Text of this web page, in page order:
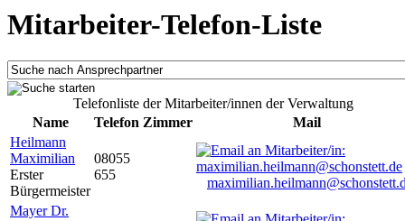
Mitarbeiter-Telefon-Liste
Telefonliste der Mitarbeiter/innen der Verwaltung
Name
Telefon Zimmer
Mail
Heilmann
Maximilian
Erster
Bürgermeister
08055
655
Mayer Dr.